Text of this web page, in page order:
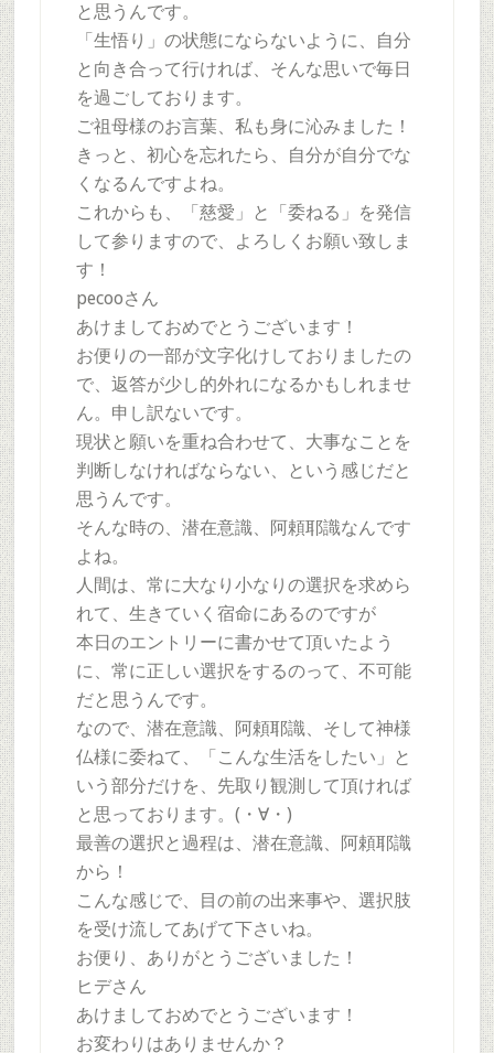
と思うんです。
「生悟り」の状態にならないように、自分
と向き合って行ければ、そんな思いで毎日
を過ごしております。
ご祖母様のお言葉、私も身に沁みました！
きっと、初心を忘れたら、自分が自分でな
くなるんですよね。
これからも、「慈愛」と「委ねる」を発信
して参りますので、よろしくお願い致しま
す！
pecooさん
あけましておめでとうございます！
お便りの一部が文字化けしておりましたの
で、返答が少し的外れになるかもしれませ
ん。申し訳ないです。
現状と願いを重ね合わせて、大事なことを
判断しなければならない、という感じだと
思うんです。
そんな時の、潜在意識、阿頼耶識なんです
よね。
人間は、常に大なり小なりの選択を求めら
れて、生きていく宿命にあるのですが
本日のエントリーに書かせて頂いたよう
に、常に正しい選択をするのって、不可能
だと思うんです。
なので、潜在意識、阿頼耶識、そして神様
仏様に委ねて、「こんな生活をしたい」と
いう部分だけを、先取り観測して頂ければ
と思っております。(・∀・)
最善の選択と過程は、潜在意識、阿頼耶識
から！
こんな感じで、目の前の出来事や、選択肢
を受け流してあげて下さいね。
お便り、ありがとうございました！
ヒデさん
あけましておめでとうございます！
お変わりはありませんか？